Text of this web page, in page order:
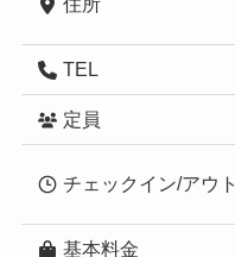
TEL
定員
チェックイン/アウト
基本料金